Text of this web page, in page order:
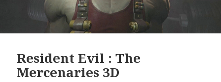
Resident Evil : The
Mercenaries 3D